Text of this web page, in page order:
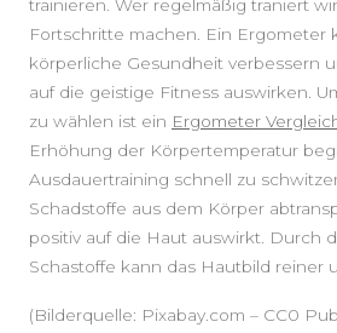
trainieren. Wer regelmäßig traniert
Fortschritte machen. Ein Ergometer
körperliche Gesundheit verbessern
auf die geistige Fitness auswirken.
zu wählen ist ein Ergometer
Erhöhung der Körpertemperatur
Ausdauertraining schnell zu
Schadstoffe aus dem Körper
positiv auf die Haut auswirkt. Durch
Schastoffe kann das Hautbild reiner
(Bilderquelle: Pixabay.com – CC0